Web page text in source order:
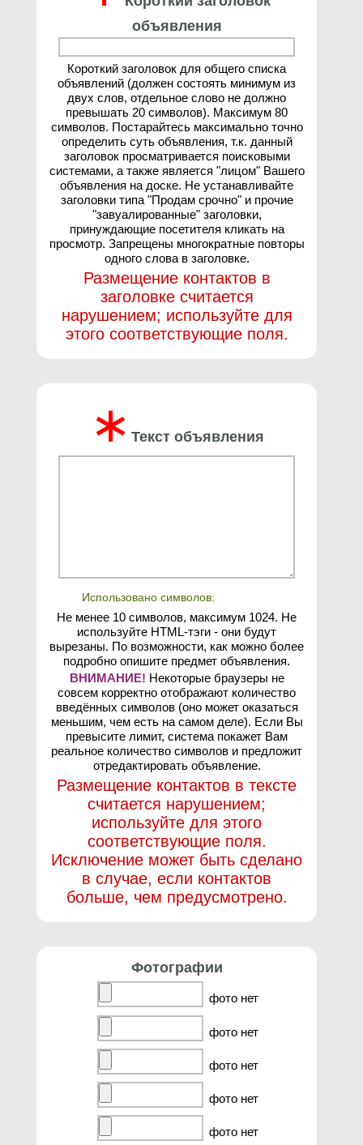
объявления
Короткий заголовок для общего списка
объявлений (должен состоять минимум из
двух слов, отдельное слово не должно
превышать 20 символов). Максимум 80
символов. Постарайтесь максимально точно
определить суть объявления, т.к. данный
заголовок просматривается поисковыми
системами, а также является "лицом" Вашего
объявления на доске. Не устанавливайте
заголовки типа "Продам срочно" и прочие
"завуалированные" заголовки,
принуждающие посетителя кликать на
просмотр. Запрещены многократные повторы
одного слова в заголовке.
Размещение контактов в
заголовке считается
нарушением; используйте для
этого соответствующие поля.
∗ Текст объявления
Использовано символов:
Не менее 10 символов, максимум 1024. Не
используйте HTML-тэги - они будут
вырезаны. По возможности, как можно более
подробно опишите предмет объявления.
ВНИМАНИЕ! Некоторые браузеры не
совсем корректно отображают количество
введённых символов (оно может оказаться
меньшим, чем есть на самом деле). Если Вы
превысите лимит, система покажет Вам
реальное количество символов и предложит
отредактировать объявление.
Размещение контактов в тексте
считается нарушением;
используйте для этого
соответствующие поля.
Исключение может быть сделано
в случае, если контактов
больше, чем предусмотрено.
Фотографии
фото нет
фото нет
фото нет
фото нет
фото нет